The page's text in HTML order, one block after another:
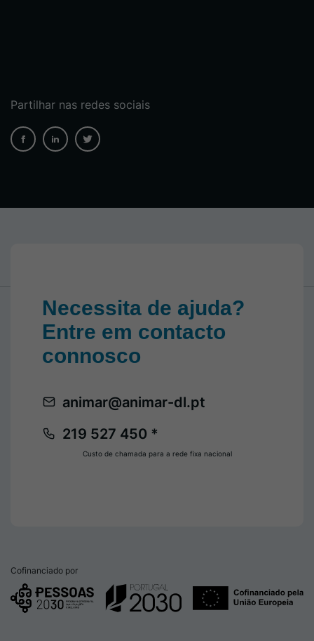
Partilhar nas redes sociais
Necessita de ajuda?
Entre em contacto
connosco
219 527 450 *
animar@animar-dl.pt
Custo de chamada para a rede fixa nacional
Cofinanciado por